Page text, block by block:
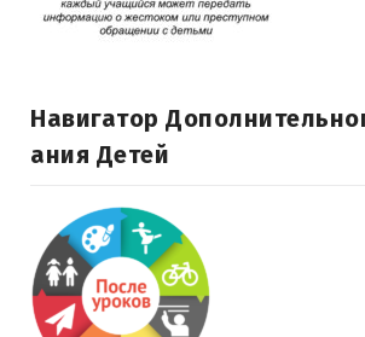
Навигатор
Ания Детей